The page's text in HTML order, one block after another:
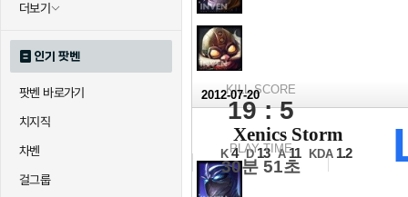
더보기
인기 팟벤
팟벤 바로가기
치지직
차벤
걸그룹
KILL SCORE
19 : 5
PLAY TIME
30분 51초
2012-07-20
16강 C조 4경기
Xenics Storm
K 4 D 13 A 11 KDA 1.2